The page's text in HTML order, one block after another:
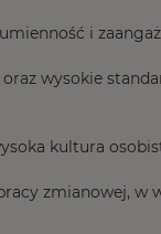
i
oraz wysokie
kultura
zmianowej, w